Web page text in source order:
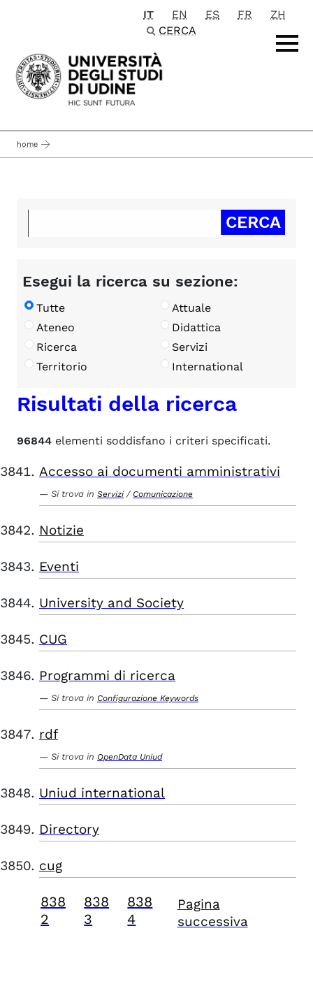
Passa al contenuto principale
IT EN ES FR
ZH
CERCA
home
Esegui la ricerca su sezione:
Tutte
Attuale
Ateneo
Didattica
Ricerca
Servizi
Territorio
International
Risultati della ricerca
96844 elementi soddisfano i criteri specificati.
Accesso ai documenti amministrativi
Si trova in Servizi / Comunicazione
Notizie
Eventi
University and Society
CUG
Programmi di ricerca
Si trova in Configurazione Keywords
rdf
Si trova in OpenData Uniud
Uniud international
Directory
cug
838
2
838
3
838
4
Pagina
successiva